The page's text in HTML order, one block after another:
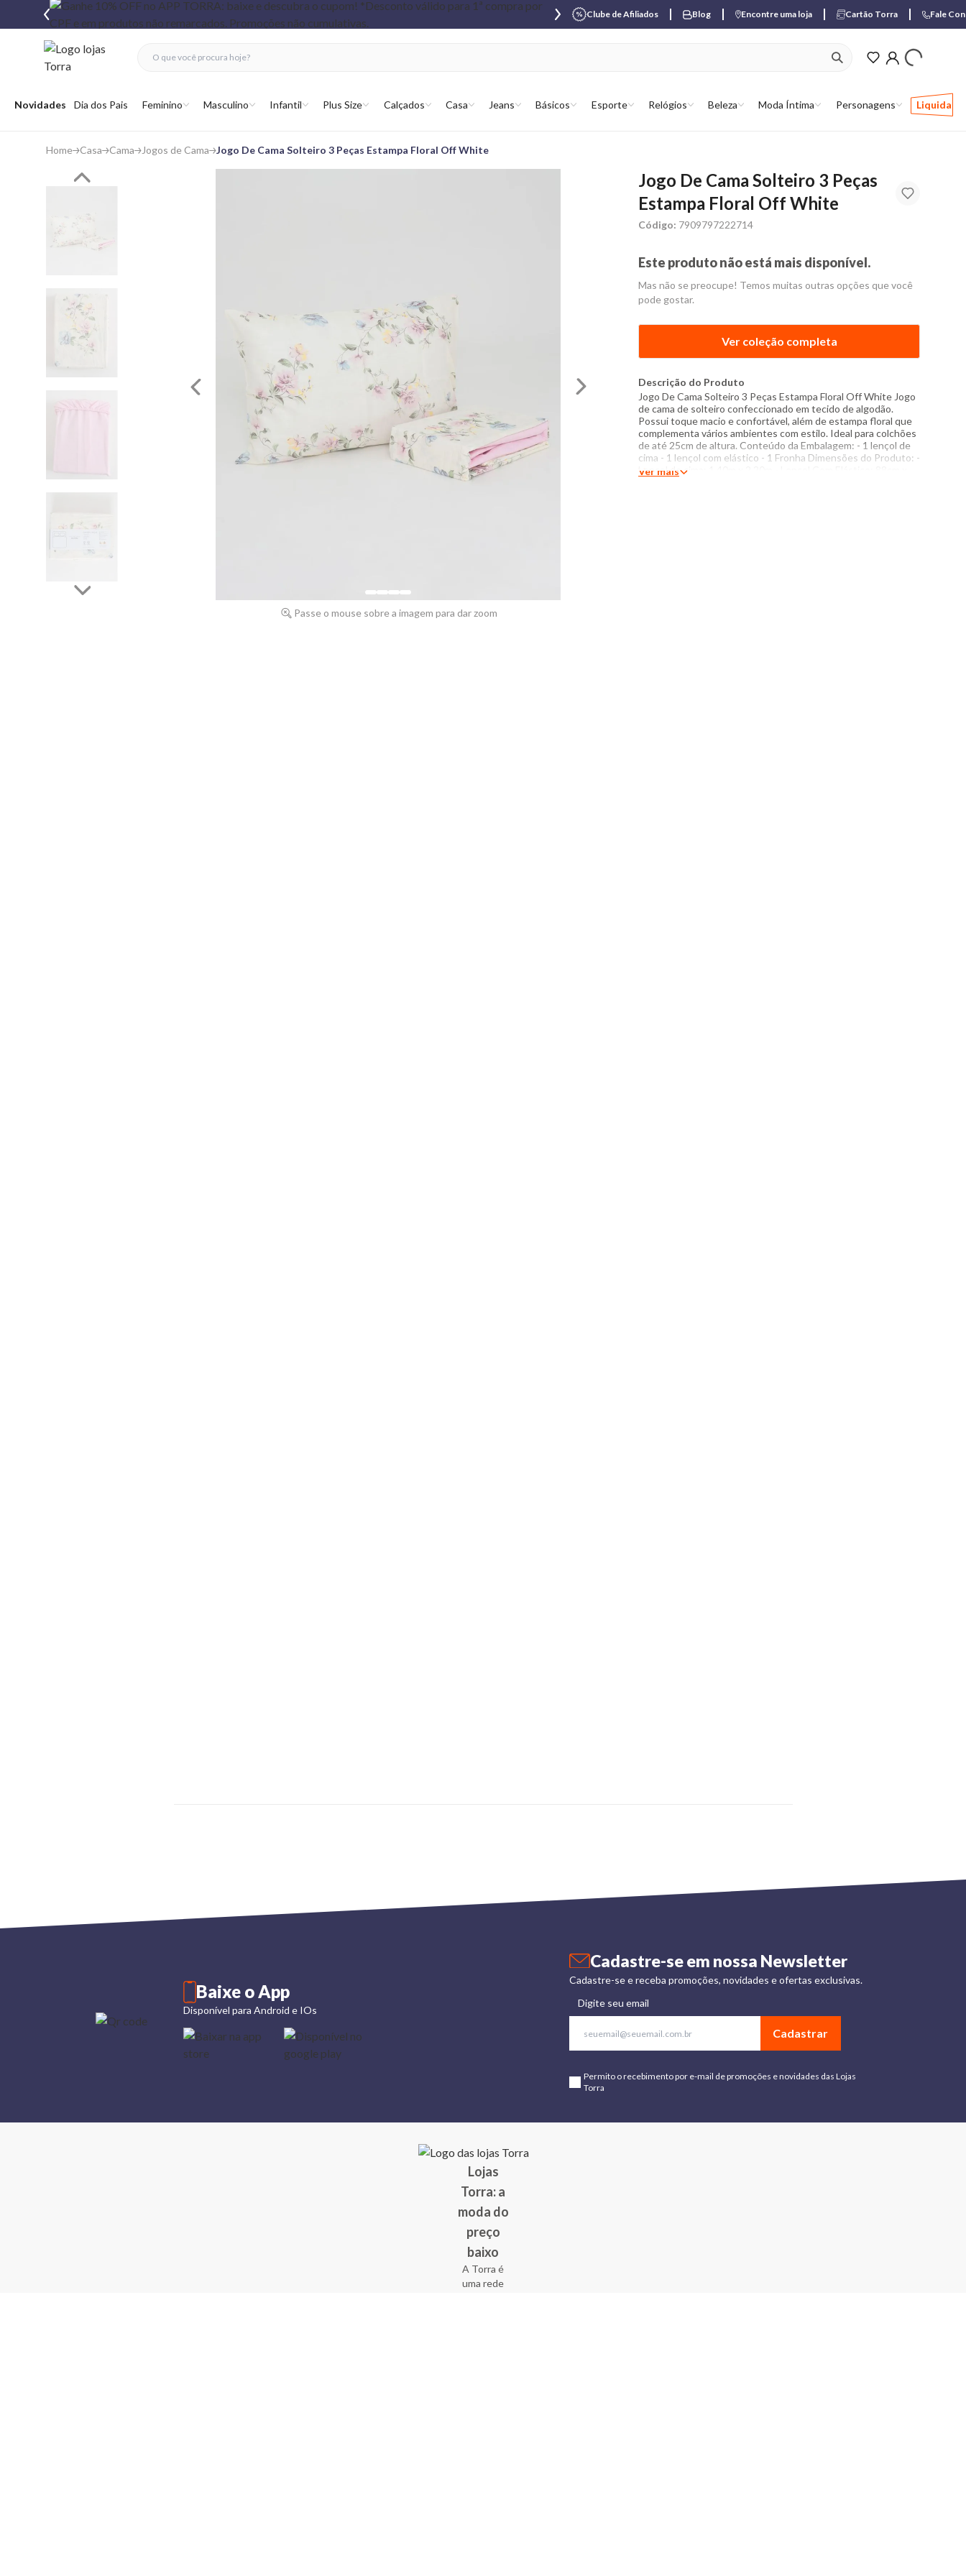
Clube de Afiliados Blog Encontre uma loja Cartão Torra Fale
Abrir menu
Novidades Dia dos Pais Feminino Masculino Infantil Plus Size Calçados Casa Jeans Básicos Esporte Relógios Beleza Moda Íntima Personagens Liquida
ver produtos
fechar menu
fechar menu
favoritos
Home Casa Cama Jogos de Cama Jogo De Cama Solteiro 3 Peças Estampa Floral Off White
Passe o mouse sobre a imagem para dar zoom
Jogo De Cama Solteiro 3 Peças
Estampa Floral Off White
Código: 7909797222714
Este produto não está mais disponível.
Mas não se preocupe! Temos muitas outras opções que você
pode gostar.
Ver coleção completa
Descrição do Produto
Jogo De Cama Solteiro 3 Peças Estampa Floral Off White Jogo
de cama de solteiro confeccionado em tecido de algodão.
Possui toque macio e confortável, além de estampa floral que
complementa vários ambientes com estilo. Ideal para colchões
de até 25cm de altura. Conteúdo da Embalagem: - 1 lençol de
cima - 1 lençol com elástico - 1 Fronha Dimensões do Produto: -
Lençol de cima: 1,40m x 2,20m - Lençol Com Elástico: 88cm x
Ver mais
Cadastre-se em nossa Newsletter
Cadastre-se e receba promoções, novidades e ofertas exclusivas.
Digite seu email
Cadastrar
Permito o recebimento por e-mail de promoções e novidades das Lojas
Torra
Baixe o App
Disponível para Android e IOs
Lojas
Torra: a
moda do
preço
baixo
A Torra é
uma rede